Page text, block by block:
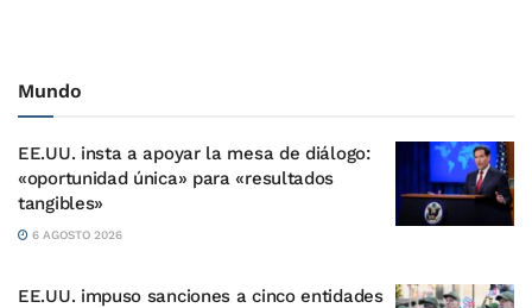
Mundo
EE.UU. insta a apoyar la mesa de diálogo:
«oportunidad única» para «resultados
tangibles»
6 AGOSTO 2026
EE.UU. impuso sanciones a cinco entidades